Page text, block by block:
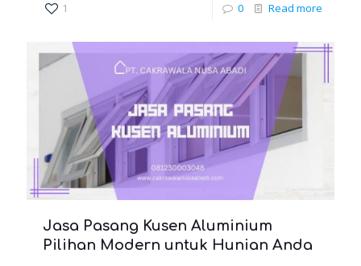
1 0 Read more
Jasa Pasang Kusen Aluminium
Pilihan Modern untuk Hunian Anda